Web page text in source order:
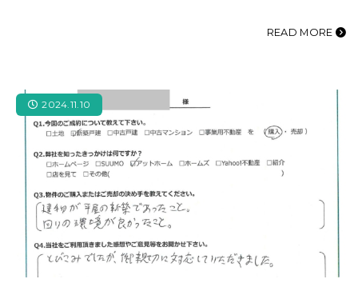
READ MORE
2024.11.10